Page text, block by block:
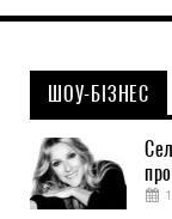
ШОУ-БІЗНЕС